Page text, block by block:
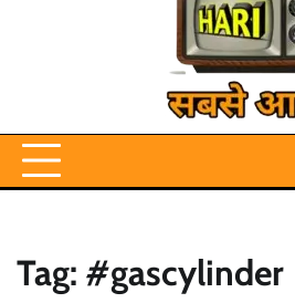
Tag: #gascylinder